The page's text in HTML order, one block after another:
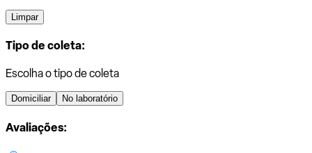
Limpar
Tipo de coleta:
Escolha o tipo de coleta
Domiciliar No laboratório
Avaliações: